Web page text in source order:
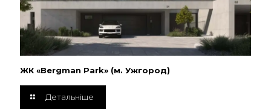
ЖК «Bergman Park» (м. Ужгород)
Детальніше